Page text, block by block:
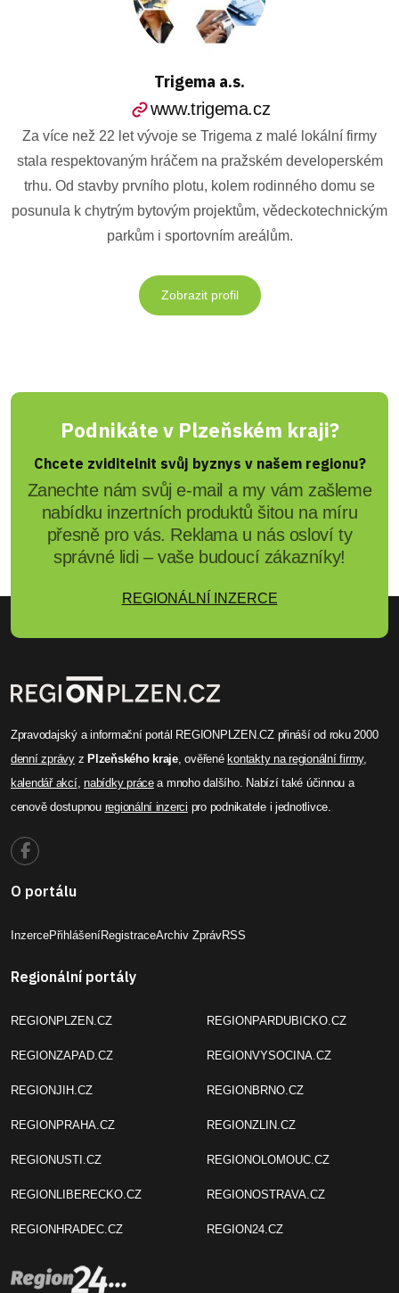
Trigema a.s.
www.trigema.cz
Za více než 22 let vývoje se Trigema z malé lokální firmy
stala respektovaným hráčem na pražském developerském
trhu. Od stavby prvního plotu, kolem rodinného domu se
posunula k chytrým bytovým projektům, vědeckotechnickým
parkům i sportovním areálům.
Zobrazit profil
Podnikáte v Plzeňském kraji?
Chcete zviditelnit svůj byznys v našem regionu?
Zanechte nám svůj e-mail a my vám zašleme
nabídku inzertních produktů šitou na míru
přesně pro vás. Reklama u nás osloví ty
správné lidi – vaše budoucí zákazníky!
REGIONÁLNÍ INZERCE
Zpravodajský a informační portál REGIONPLZEN.CZ přináší od roku 2000
denní zprávyz Plzeňského kraje, ověřené kontakty na regionální firmy,
kalendář akcí,nabídky prácea mnoho dalšího. Nabízí také účinnou a
cenově dostupnou regionální inzerci pro podnikatele i jednotlivce.
O portálu
InzercePřihlášeníRegistraceArchiv ZprávRSS
Regionální portály
REGIONPLZEN.CZ
REGIONZAPAD.CZ
REGIONJIH.CZ
REGIONPRAHA.CZ
REGIONUSTI.CZ
REGIONLIBERECKO.CZ
REGIONHRADEC.CZ
REGIONPARDUBICKO.CZ
REGIONVYSOCINA.CZ
REGIONBRNO.CZ
REGIONZLIN.CZ
REGIONOLOMOUC.CZ
REGIONOSTRAVA.CZ
REGION24.CZ